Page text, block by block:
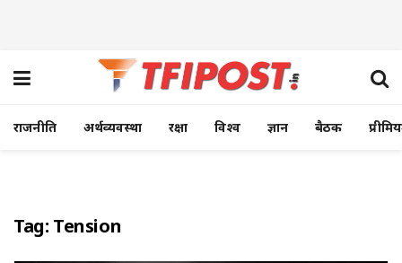
राजनीति अर्थव्यवस्था रक्षा विश्व ज्ञान बैठक
Tag: Tension